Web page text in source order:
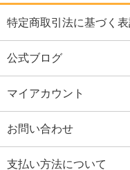
特定商取引法に基づく表
公式ブログ
マイアカウント
お問い合わせ
支払い方法について